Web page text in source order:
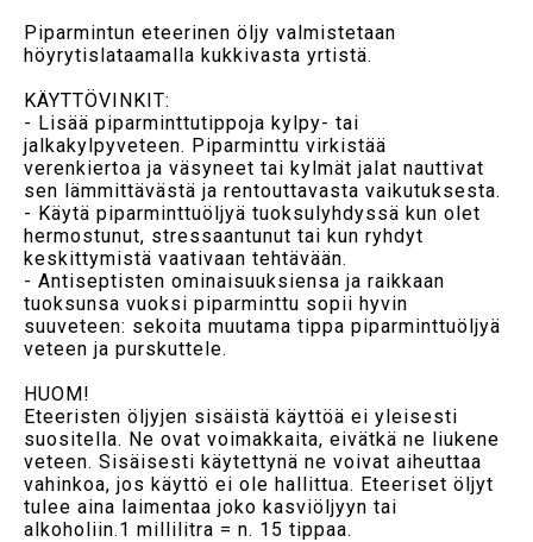
Piparmintun eteerinen öljy valmistetaan
höyrytislataamalla kukkivasta yrtistä.
KÄYTTÖVINKIT:
- Lisää piparminttutippoja kylpy- tai
jalkakylpyveteen. Piparminttu virkistää
verenkiertoa ja väsyneet tai kylmät jalat nauttivat
sen lämmittävästä ja rentouttavasta vaikutuksesta.
- Käytä piparminttuöljyä tuoksulyhdyssä kun olet
hermostunut, stressaantunut tai kun ryhdyt
keskittymistä vaativaan tehtävään.
- Antiseptisten ominaisuuksiensa ja raikkaan
tuoksunsa vuoksi piparminttu sopii hyvin
suuveteen: sekoita muutama tippa piparminttuöljyä
veteen ja purskuttele.
HUOM!
Eteeristen öljyjen sisäistä käyttöä ei yleisesti
suositella. Ne ovat voimakkaita, eivätkä ne liukene
veteen. Sisäisesti käytettynä ne voivat aiheuttaa
vahinkoa, jos käyttö ei ole hallittua. Eteeriset öljyt
tulee aina laimentaa joko kasviöljyyn tai
alkoholiin.1 millilitra = n. 15 tippaa.